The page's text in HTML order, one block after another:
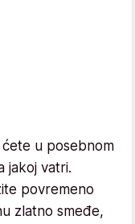
u posebnom
jakoj vatri.
povremeno
zlatno smeđe,